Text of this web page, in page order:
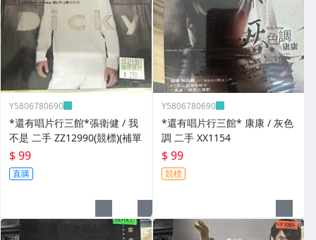
Y5806780690
*還有唱片行三館*張衛健 / 我
不是 二手 ZZ12990(競標)(補單
$ 99
直購
Y5806780690
*還有唱片行三館* 康康 / 灰色
調 二手 XX1154
$ 99
競標